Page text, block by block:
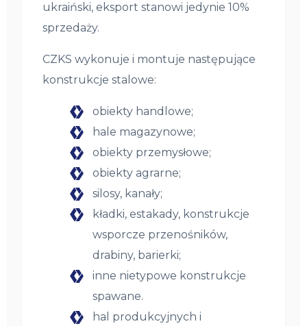
ukraiński, eksport stanowi jedynie 10%
sprzedaży.
CZKS wykonuje i montuje następujące
konstrukcje stalowe:
obiekty handlowe;
hale magazynowe;
obiekty przemysłowe;
obiekty agrarne;
silosy, kanały;
kładki, estakady, konstrukcje
wsporcze przenośników,
drabiny, barierki;
inne nietypowe konstrukcje
spawane.
hal produkcyjnych i